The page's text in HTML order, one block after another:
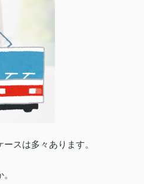
スは多々あります。